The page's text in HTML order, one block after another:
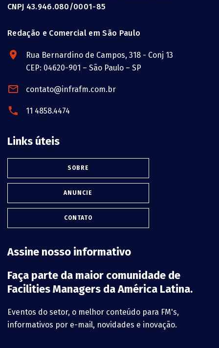
CNPJ 43.946.080/0001-85
Redação e Comercial em São Paulo
Rua Bernardino de Campos, 318 - Conj 13
CEP: 04620-901 – São Paulo – SP
contato@infrafm.com.br
11 4858.4474
Links úteis
SOBRE
ANUNCIE
CONTATO
Assine nosso informativo
Faça parte da maior comunidade de
Facilities Managers da América Latina.
Eventos do setor, o melhor conteúdo para FM's,
informativos por e-mail, novidades e inovação.